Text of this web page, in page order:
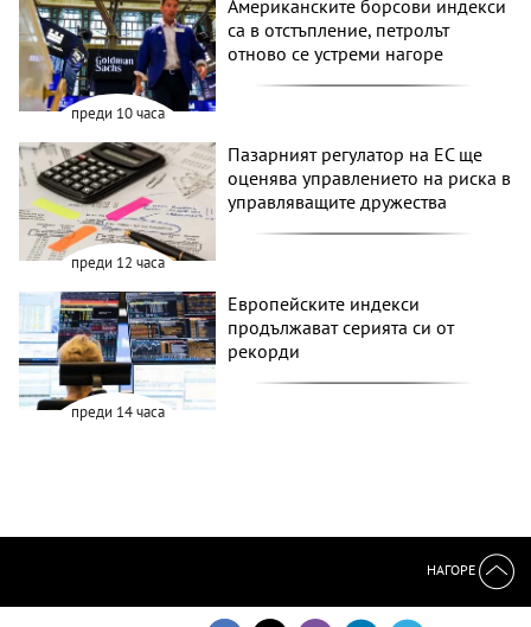
преди 10 часа
Американските борсови индекси
са в отстъпление, петролът
отново се устреми нагоре
преди 12 часа
Пазарният регулатор на ЕС ще
оценява управлението на риска в
управляващите дружества
преди 14 часа
Европейските индекси
продължават серията си от
рекорди
НАГОРЕ